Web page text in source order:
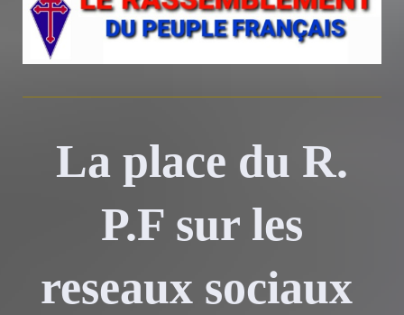
La place du R.
P.F sur les
reseaux sociaux